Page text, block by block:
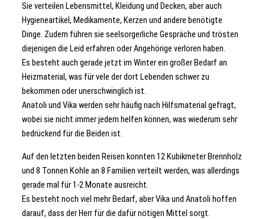
Sie verteilen Lebensmittel, Kleidung und Decken, aber auch
Hygieneartikel, Medikamente, Kerzen und andere benötigte
Dinge. Zudem führen sie seelsorgerliche Gespräche und trösten
diejenigen die Leid erfahren oder Angehörige verloren haben.
Es besteht auch gerade jetzt im Winter ein großer Bedarf an
Heizmaterial, was für vele der dort Lebenden schwer zu
bekommen oder unerschwinglich ist.
Anatoli und Vika werden sehr häufig nach Hilfsmaterial gefragt,
wobei sie nicht immer jedem helfen können, was wiederum sehr
bedrückend für die Beiden ist.
Auf den letzten beiden Reisen konnten 12 Kubikmeter Brennholz
und 8 Tonnen Kohle an 8 Familien verteilt werden, was allerdings
gerade mal für 1-2 Monate ausreicht.
Es besteht noch viel mehr Bedarf, aber Vika und Anatoli hoffen
darauf, dass der Herr für die dafür nötigen Mittel sorgt.